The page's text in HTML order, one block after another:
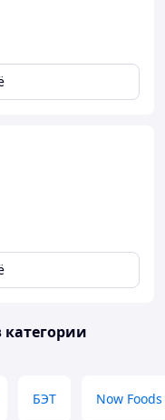
так как свет
или
через 10-15
категории
БЭТ Now Foods